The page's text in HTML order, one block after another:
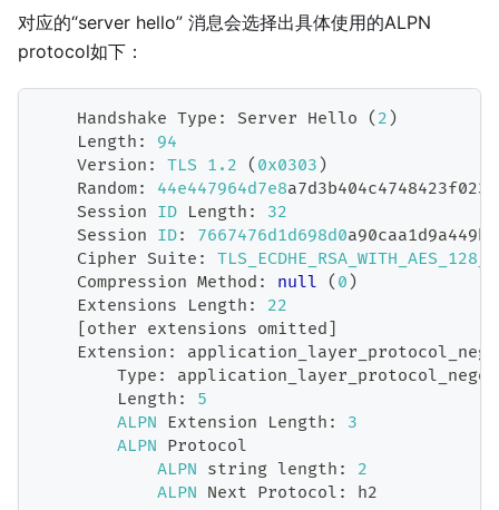
对应的“server hello” 消息会选择出具体使用的ALPN
protocol如下：
Handshake Type : Server Hello ( 2 )
Length :
94
Version : TLS 1.2 ( 0x0303 )
Random: 44e447964d7e8
Session ID Length :
32
Session ID: 7667476d1d698d0
Cipher Suite :
Compression Method : null ( 0 )
Extensions
Length :
22
other extensions omitted
Extension :
Type :
Length :
5
ALPN
Extension Length :
3
ALPN Protocol
ALPN string length :
2
ALPN Next Protocol : h2